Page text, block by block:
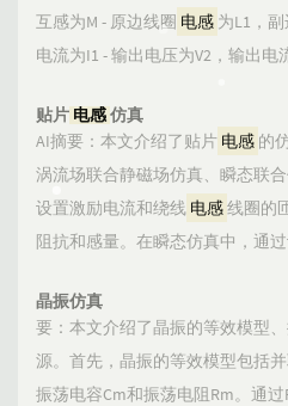
互感为M - 原边线圈 电感 为L1，
电流为I1 - 输出电压为V2，输出电
贴片 电感仿真
AI摘要：本文介绍了贴片 电感 的
涡流场联合静磁场仿真、瞬态联
设置激励电流和绕线 电感线圈的
阻抗和感量。在瞬态仿真中，通
晶振仿真
要：本文介绍了晶振的等效模型
源。首先，晶振的等效模型包括
振荡电容Cm和振荡电阻Rm。通